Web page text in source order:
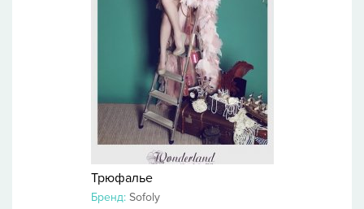
Трюфалье
Бренд: Sofoly